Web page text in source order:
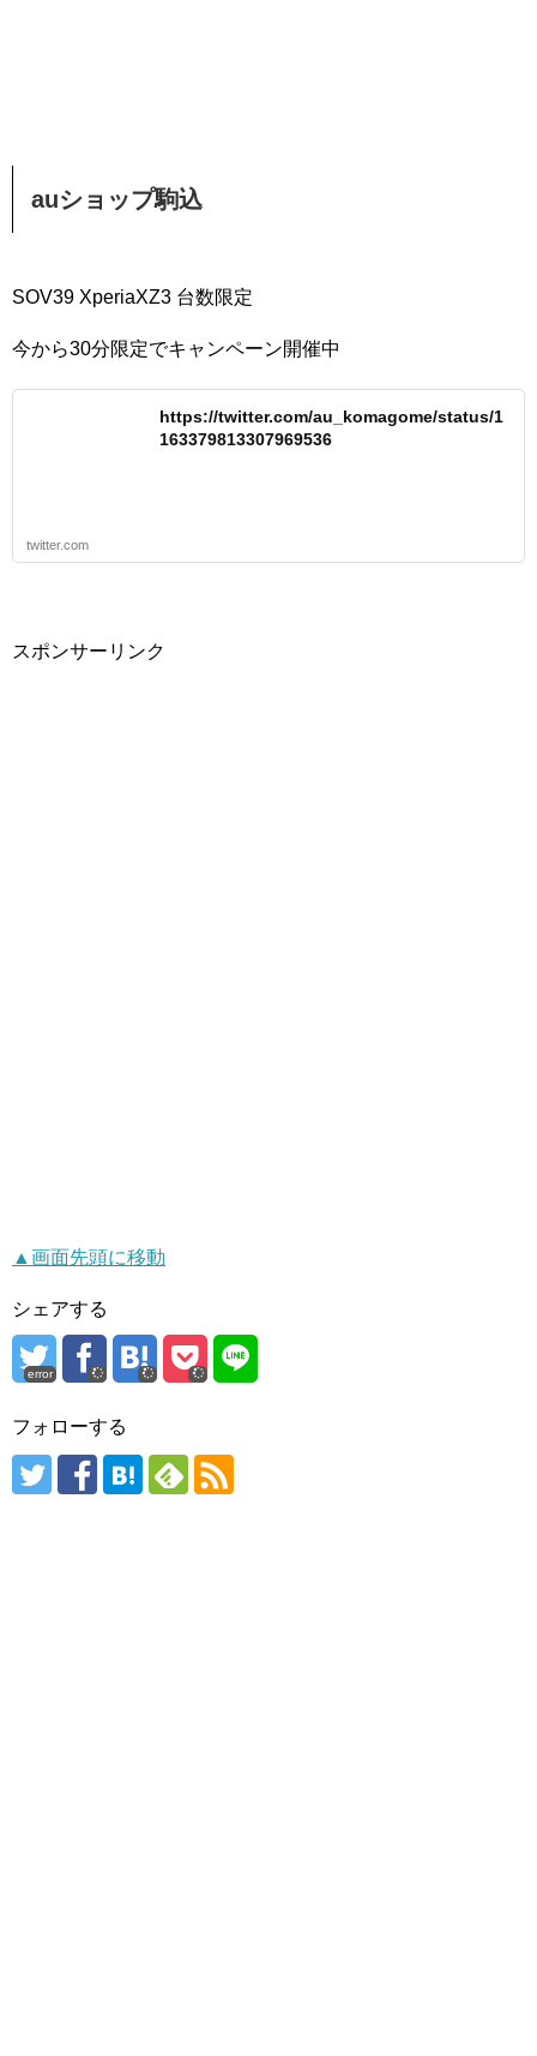
auショップ駒込
SOV39 XperiaXZ3 台数限定
今から30分限定でキャンペーン開催中
https://twitter.com/au_komagome/status/1
163379813307969536
twitter.com
スポンサーリンク
▲画面先頭に移動
シェアする
error
フォローする